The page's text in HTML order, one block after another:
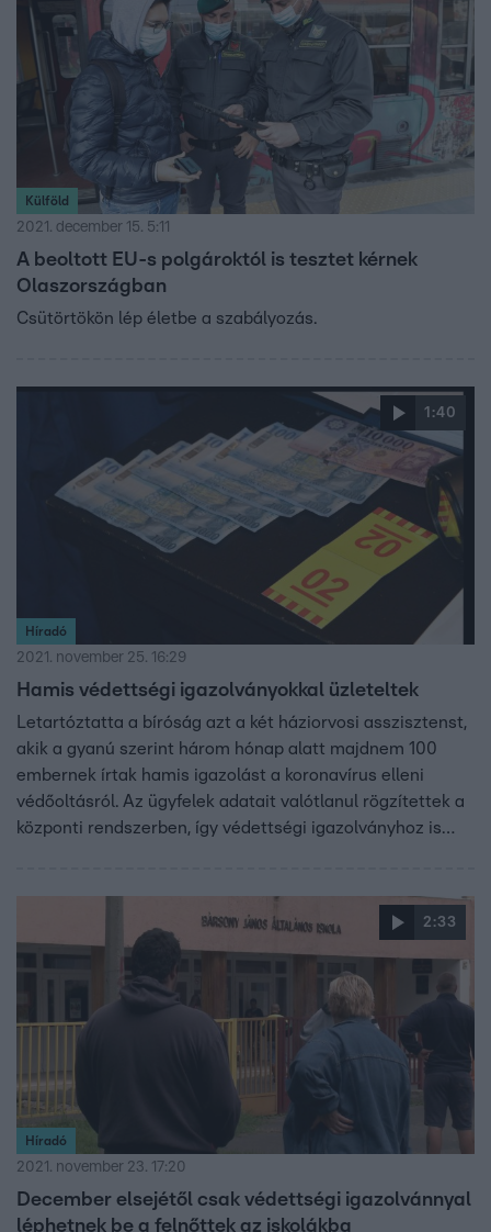
Külföld
2021. december 15. 5:11
A beoltott EU-s polgároktól is tesztet kérnek
Olaszországban
Csütörtökön lép életbe a szabályozás.
1:40
Híradó
2021. november 25. 16:29
Hamis védettségi igazolványokkal üzleteltek
Letartóztatta a bíróság azt a két háziorvosi asszisztenst,
akik a gyanú szerint három hónap alatt majdnem 100
embernek írtak hamis igazolást a koronavírus elleni
védőoltásról. Az ügyfelek adatait valótlanul rögzítettek a
központi rendszerben, így védettségi igazolványhoz is
2:33
Híradó
2021. november 23. 17:20
December elsejétől csak védettségi igazolvánnyal
léphetnek be a felnőttek az iskolákba